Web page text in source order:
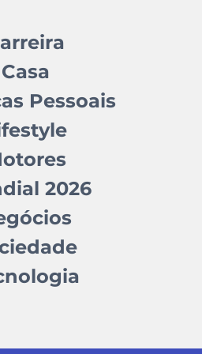
Casa
Pessoais
2026